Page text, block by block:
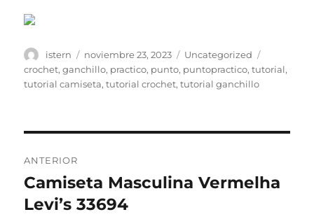
Autor
istern
Publicado
el
noviembre 23, 2023 Categorías
Uncategorized
crochet,ganchillo, practico, punto, puntopractico,tutorial,
tutorial camiseta,tutorial crochet,tutorial ganchillo
de
entradas
ANTERIOR
Entrada
anterior:
Camiseta Masculina Vermelha
Levi’s 33694